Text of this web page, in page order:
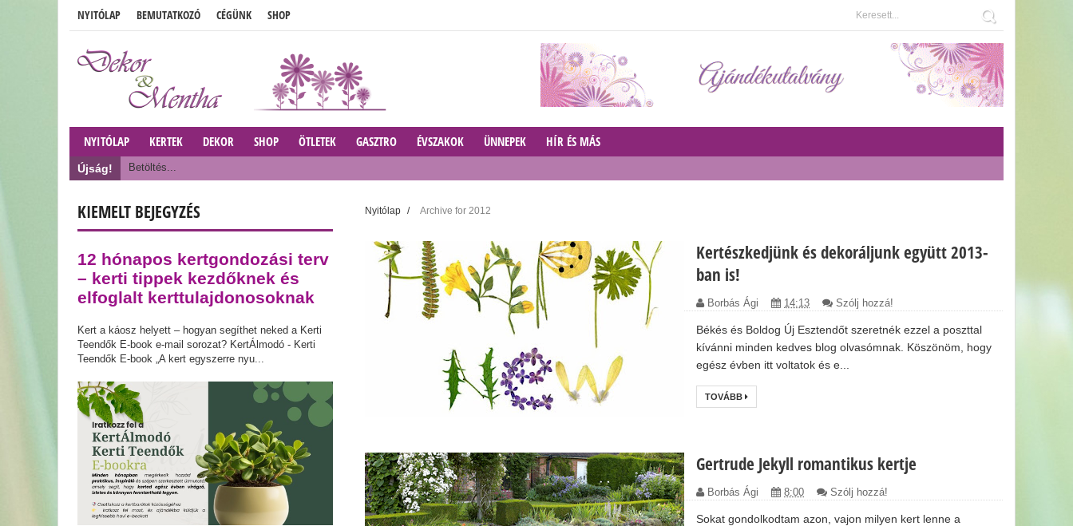
NYITÓLAP BEMUTATKOZÓ CÉGÜNK SHOP
NYITÓLAP KERTEK DEKOR SHOP ÖTLETEK GASZTRO ÉVSZAKOK ÜNNEPEK HÍR ÉS MÁS
Újság! Betöltés...
Nyitólap / Archive for 2012
Kertészkedjünk és dekoráljunk együtt 2013-
ban is!
Borbás Ági 14:13 Szólj hozzá!
Békés és Boldog Új Esztendőt szeretnék ezzel a poszttal
kívánni minden kedves blog olvasómnak. Köszönöm, hogy
egész évben itt voltatok és e...
TOVÁBB
Gertrude Jekyll romantikus kertje
Borbás Ági 8:00 Szólj hozzá!
Sokat gondolkodtam azon, vajon milyen kert lenne a
KIEMELT BEJEGYZÉS
12 hónapos kertgondozási terv
– kerti tippek kezdőknek és
elfoglalt kerttulajdonosoknak
Kert a káosz helyett – hogyan segíthet neked a Kerti
Teendők E-book e-mail sorozat? KertÁlmodó - Kerti
Teendők E-book „A kert egyszerre nyu...